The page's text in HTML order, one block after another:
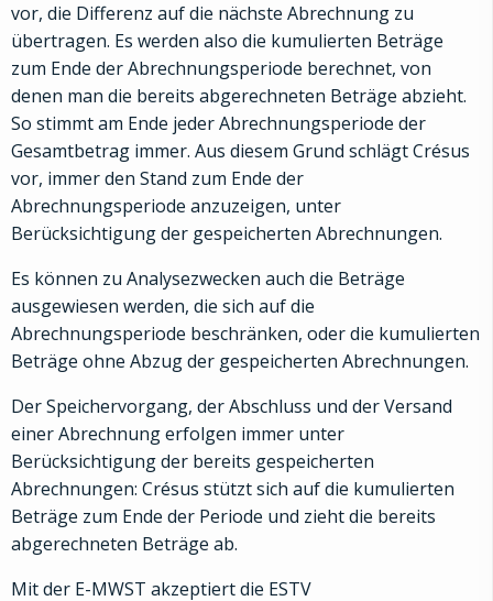
vor, die Differenz auf die nächste Abrechnung zu
übertragen. Es werden also die kumulierten Beträge
zum Ende der Abrechnungsperiode berechnet, von
denen man die bereits abgerechneten Beträge abzieht.
So stimmt am Ende jeder Abrechnungsperiode der
Gesamtbetrag immer. Aus diesem Grund schlägt Crésus
vor, immer den Stand zum Ende der
Abrechnungsperiode anzuzeigen, unter
Berücksichtigung der gespeicherten Abrechnungen.
Es können zu Analysezwecken auch die Beträge
ausgewiesen werden, die sich auf die
Abrechnungsperiode beschränken, oder die kumulierten
Beträge ohne Abzug der gespeicherten Abrechnungen.
Der Speichervorgang, der Abschluss und der Versand
einer Abrechnung erfolgen immer unter
Berücksichtigung der bereits gespeicherten
Abrechnungen: Crésus stützt sich auf die kumulierten
Beträge zum Ende der Periode und zieht die bereits
abgerechneten Beträge ab.
Mit der E-MWST akzeptiert die ESTV